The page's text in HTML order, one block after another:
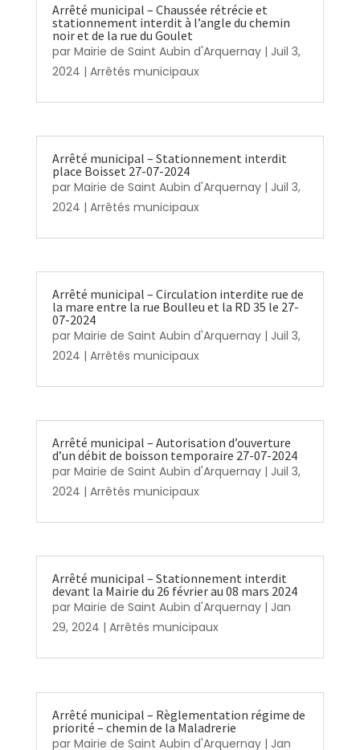
Arrêté municipal – Chaussée rétrécie et
stationnement interdit à l’angle du chemin
noir et de la rue du Goulet
par Mairie de Saint Aubin d'Arquernay| Juil 3,
2024 | Arrêtés municipaux
Arrêté municipal – Stationnement interdit
place Boisset 27-07-2024
par Mairie de Saint Aubin d'Arquernay| Juil 3,
2024 | Arrêtés municipaux
Arrêté municipal – Circulation interdite rue de
la mare entre la rue Boulleu et la RD 35 le 27-
07-2024
par Mairie de Saint Aubin d'Arquernay| Juil 3,
2024 | Arrêtés municipaux
Arrêté municipal – Autorisation d’ouverture
d’un débit de boisson temporaire 27-07-2024
par Mairie de Saint Aubin d'Arquernay| Juil 3,
2024 | Arrêtés municipaux
Arrêté municipal – Stationnement interdit
devant la Mairie du 26 février au 08 mars 2024
par Mairie de Saint Aubin d'Arquernay| Jan
29, 2024 | Arrêtés municipaux
Arrêté municipal – Règlementation régime de
priorité – chemin de la Maladrerie
par Mairie de Saint Aubin d'Arquernay| Jan